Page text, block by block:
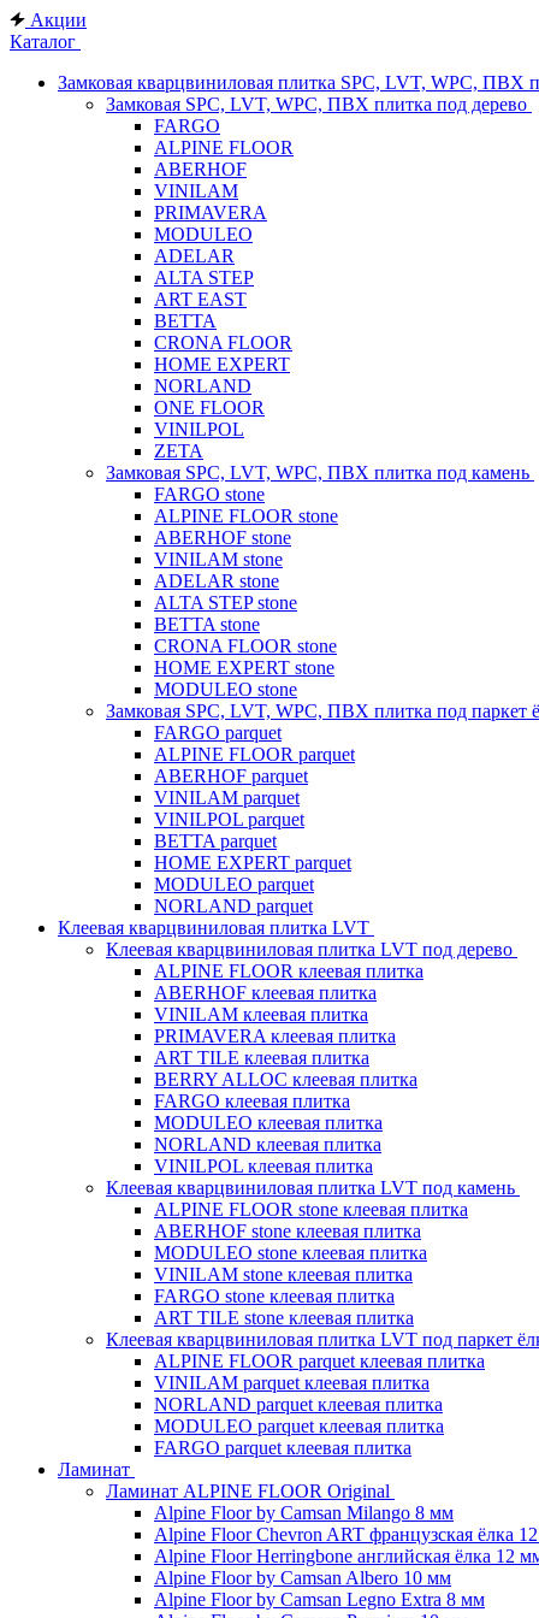
Акции
Каталог
Замковая кварцвиниловая плитка SPC, LVT, WPC, ПВХ
Замковая SPC, LVT, WPC, ПВХ плитка под дерево
FARGO
ALPINE FLOOR
ABERHOF
VINILAM
PRIMAVERA
MODULEO
ADELAR
ALTA STEP
ART EAST
BETTA
CRONA FLOOR
HOME EXPERT
NORLAND
ONE FLOOR
VINILPOL
ZETA
Замковая SPC, LVT, WPC, ПВХ плитка под камень
FARGO stone
ALPINE FLOOR stone
ABERHOF stone
VINILAM stone
ADELAR stone
ALTA STEP stone
BETTA stone
CRONA FLOOR stone
HOME EXPERT stone
MODULEO stone
Замковая SPC, LVT, WPC, ПВХ плитка под паркет
FARGO parquet
ALPINE FLOOR parquet
ABERHOF parquet
VINILAM parquet
VINILPOL parquet
BETTA parquet
HOME EXPERT parquet
MODULEO parquet
NORLAND parquet
Клеевая кварцвиниловая плитка LVT
Клеевая кварцвиниловая плитка LVT под дерево
ALPINE FLOOR клеевая плитка
ABERHOF клеевая плитка
VINILAM клеевая плитка
PRIMAVERA клеевая плитка
ART TILE клеевая плитка
BERRY ALLOC клеевая плитка
FARGO клеевая плитка
MODULEO клеевая плитка
NORLAND клеевая плитка
VINILPOL клеевая плитка
Клеевая кварцвиниловая плитка LVT под камень
ALPINE FLOOR stone клеевая плитка
ABERHOF stone клеевая плитка
MODULEO stone клеевая плитка
VINILAM stone клеевая плитка
FARGO stone клеевая плитка
ART TILE stone клеевая плитка
Клеевая кварцвиниловая плитка LVT под паркет
ALPINE FLOOR parquet клеевая плитка
VINILAM parquet клеевая плитка
NORLAND parquet клеевая плитка
MODULEO parquet клеевая плитка
FARGO parquet клеевая плитка
Ламинат
Ламинат ALPINE FLOOR Original
Alpine Floor by Camsan Milango 8 мм
Alpine Floor Chevron ART французская ёлка
Alpine Floor Herringbone английская ёлка 12
Alpine Floor by Camsan Albero 10 мм
Alpine Floor by Camsan Legno Extra 8 мм